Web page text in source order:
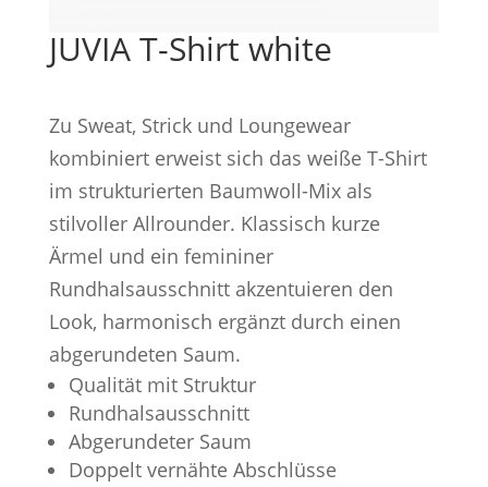
JUVIA T-Shirt white
Zu Sweat, Strick und Loungewear
kombiniert erweist sich das weiße T-Shirt
im strukturierten Baumwoll-Mix als
stilvoller Allrounder. Klassisch kurze
Ärmel und ein femininer
Rundhalsausschnitt akzentuieren den
Look, harmonisch ergänzt durch einen
abgerundeten Saum.
Qualität mit Struktur
Rundhalsausschnitt
Abgerundeter Saum
Doppelt vernähte Abschlüsse